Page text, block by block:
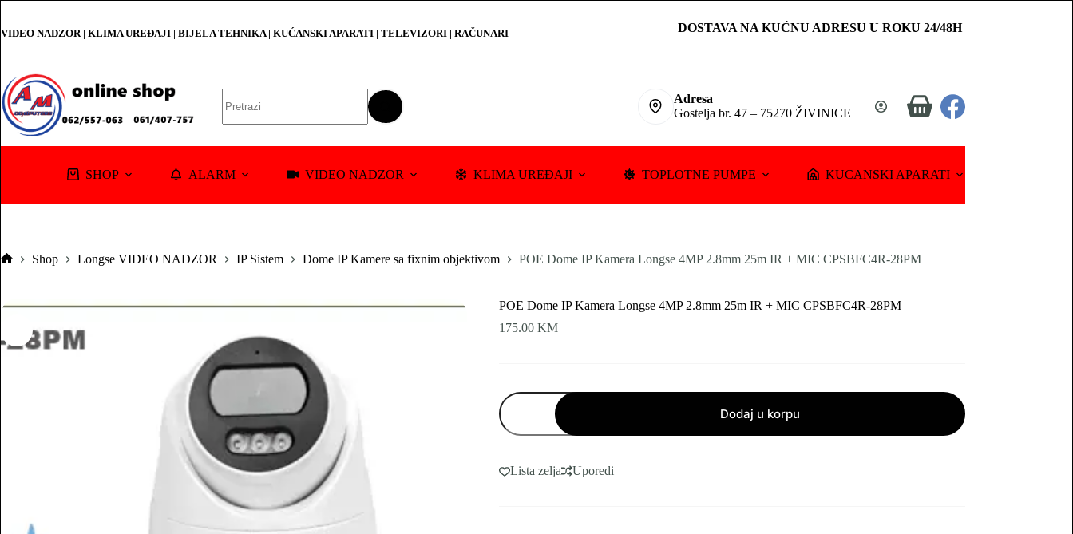
content
VIDEO NADZOR | KLIMA UREĐAJI | BIJELA TEHNIKA | KUĆANSKI APARATI | TELEVIZORI | RAČUNARI DOSTAVA NA KUĆNU ADRESU U ROKU 24/48H
results
Adresa
Gostelja br. 47 – 75270 ŽIVINICE
Shopping
SHOP ALARM VIDEO NADZOR KLIMA UREĐAJI TOPLOTNE PUMPE KUCANSKI APARATI
Shop Longse VIDEO NADZOR IP Sistem Dome IP Kamere sa fixnim objektivom POE Dome IP Kamera Longse 4MP 2.8mm 25m IR + MIC CPSBFC4R-28PM
POE Dome IP Kamera Longse 4MP 2.8mm 25m IR + MIC CPSBFC4R-28PM
175.00 KM
POE
Dome
IP
Kamera
4MP
2.8mm
Dodaj u korpu
Lista zelja Uporedi